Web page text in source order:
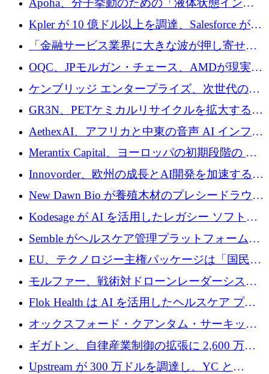
の資本シフトを呼びかけ
Apoha、分子挙動のための「液体状態インテ
リジェンス」を構築するために3,600万ドルを
かけてステルス状態から出現
Kpler が 10 億ドル以上を調達、Salesforce が
Contentful を買収、Built in Europe キャンペー
ンを開始
「金融サービス業界に大きな波が押し寄せて
いる」と「欧州初のAIネイティブ銀行」のボ
スが語る
OQC、JPモルガン・チェース、AMDが現実世
界のフィンテック・アプリケーションを探索
するためにQuantum-AIデータセンターを立ち
上げ
ケンブリッジ エンタープライズ、次世代のデ
ィープテック創設者向けにロンドンの出発点
を構築
GR3N、PETケミカルリサイクルを拡大するた
めにシリーズBで1,550万ユーロを調達
AethexAI、アフリカと中東の音声 AI インフラ
ストラクチャを構築するために 300 万ドルを
Merantix Capital、ヨーロッパの初期段階の AI
スタートアップ向けに 1 億 300 万ユーロのフ
ァンドを立ち上げる
Innovorder、欧州の成長とAI開発を加速するた
めに2,000万ユーロを確保
New Dawn Bio が養殖木材のプレシードラウン
ドで 210 万ユーロを調達
Kodesage が AI を活用したレガシー ソフトウ
ェアの最新化のために 660 万ドルを調達
Semble がヘルスケア管理プラットフォームを
拡大するためにシリーズ C で 3,000 万ポンド
を調達
EU、テクノロジー主権パッケージは「国民の
保護」に関するものだと発言
モルファー、戦術対ドローンレーダーシステ
ムを最前線に近づけるために150万ユーロを調
Flok Health は AI を活用したヘルスケア プラ
ットフォームの成長に 1,250 万ドルを投資
オックスフォード・クアンタム・サーキット
が「成人向け」2億6,000万ポンドの資金調達
ラウンドを獲得
ギガトン、自律産業制御の拡張に 2,600 万ド
ルを調達
Upstream が 300 万ドルを調達し、YC と